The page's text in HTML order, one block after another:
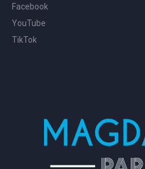
Facebook
YouTube
TikTok